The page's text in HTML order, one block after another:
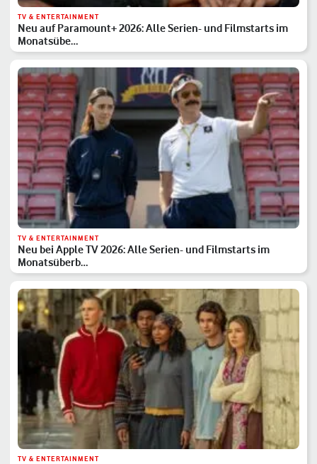
TV & ENTERTAINMENT
Neu auf Paramount+ 2026: Alle Serien- und Filmstarts im
Monatsübe…
TV & ENTERTAINMENT
Neu bei Apple TV 2026: Alle Serien- und Filmstarts im
Monatsüberb…
TV & ENTERTAINMENT